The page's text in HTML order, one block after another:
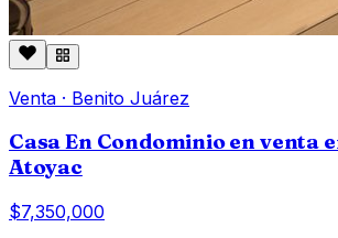
Venta · Benito Juárez
Casa En Condominio en venta
Atoyac
$7,350,000